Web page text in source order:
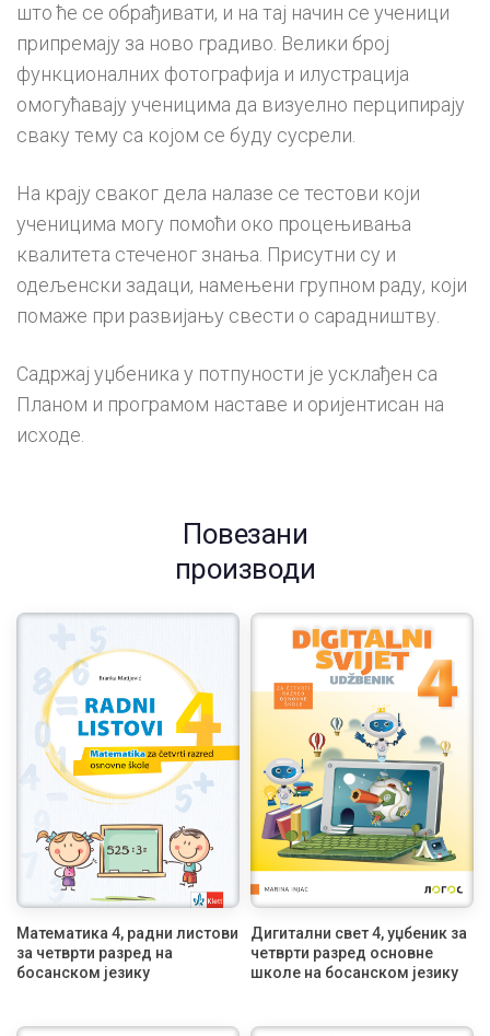
што ће се обрађивати, и на тај начин се ученици
припремају за ново градиво. Велики број
функционалних фотографија и илустрација
омогућавају ученицима да визуелно перципирају
сваку тему са којом се буду сусрели.
На крају сваког дела налазе се тестови који
ученицима могу помоћи око процењивања
квалитета стеченог знања. Присутни су и
одељенски задаци, намењени групном раду, који
помаже при развијању свести о сарадништву.
Садржај уџбеника у потпуности је усклађен са
Планом и програмом наставе и оријентисан на
исходе.
Повезани
производи
Математика 4, радни листови
за четврти разред на
босанском језику
Дигитални свет 4, уџбеник за
четврти разред основне
школе на босанском језику